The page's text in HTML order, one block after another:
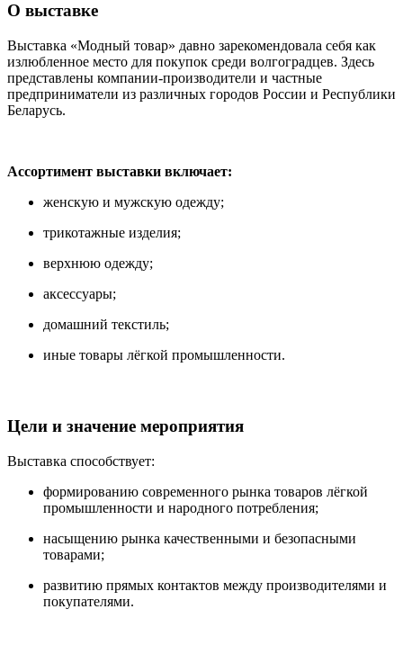
О выставке
Выставка «Модный товар» давно зарекомендовала себя как
излюбленное место для покупок среди волгоградцев. Здесь
представлены компании-производители и частные
предприниматели из различных городов России и Республики
Беларусь.
Ассортимент выставки включает:
женскую и мужскую одежду;
трикотажные изделия;
верхнюю одежду;
аксессуары;
домашний текстиль;
иные товары лёгкой промышленности.
Цели и значение мероприятия
Выставка способствует:
формированию современного рынка товаров лёгкой
промышленности и народного потребления;
насыщению рынка качественными и безопасными
товарами;
развитию прямых контактов между производителями и
покупателями.